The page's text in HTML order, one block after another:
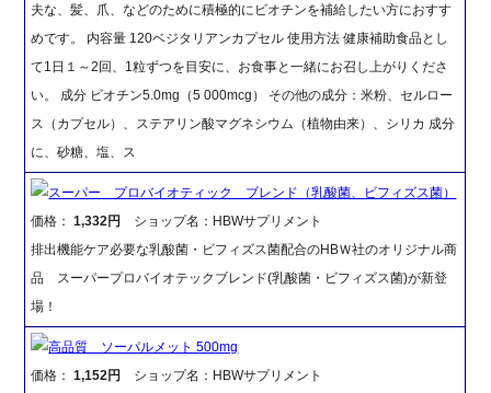
夫な、髪、爪、などのために積極的にビオチンを補給したい方におすす
めです。 内容量 120ベジタリアンカプセル 使用方法 健康補助食品とし
て1日１～2回、1粒ずつを目安に、お食事と一緒にお召し上がりくださ
い。 成分 ビオチン5.0mg（5 000mcg） その他の成分：米粉、セルロー
ス（カプセル）、ステアリン酸マグネシウム（植物由来）、シリカ 成分
に、砂糖、塩、ス
スーパー プロバイオティック ブレンド（乳酸菌、ビフィズス菌）
価格：1,332円
ショップ名：HBWサプリメント
排出機能ケア必要な乳酸菌・ビフィズス菌配合のHBＷ社のオリジナル商
品 スーパープロバイオテックブレンド(乳酸菌・ビフィズス菌)が新登
場！
高品質 ソーパルメット 500mg
価格：1,152円
ショップ名：HBWサプリメント